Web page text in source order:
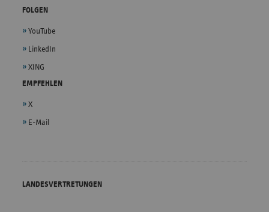
FOLGEN
YouTube
LinkedIn
XING
EMPFEHLEN
X
E-Mail
LANDESVERTRETUNGEN